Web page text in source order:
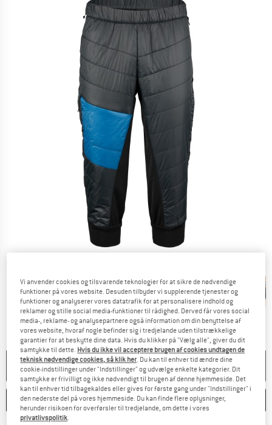
PRODUKTET KAN IKKE LÆNGERE LEVERES
HUSKE SAMMENLIGNE
Vi anvender cookies og tilsvarende teknologier for at sikre de nødvendige
funktioner på vores website. Desuden tilbyder vi supplerende tjenester og
funktioner og analyserer vores datatrafik for at personalisere indhold og
reklamer og stille social media-funktioner til rådighed. Derved får vores social
media-, reklame- og analysepartnere også information om din benyttelse af
vores website, hvoraf nogle befinder sig i tredjelande uden tilstrækkelige
garantier for at beskytte dine data. Hvis du klikker på "Vælg alle", giver du dit
samtykke til dette. Hvis du ikke vil acceptere brugen af cookies undtagen de
teknisk nødvendige cookies, så klik her. Du kan til enhver tid ændre dine
cookie-indstillinger under "Indstillinger" og udvælge enkelte kategorier. Dit
samtykke er frivilligt og ikke nødvendigt til brugen af denne hjemmeside. Det
kan til enhver tid tilbagekaldes eller gives for første gang under "Indstillinger" i
den nederste del på vores hjemmeside. Du kan finde flere oplysninger,
herunder risikoen for overførsler til tredjelande, om dette i vores
privatlivspolitik.